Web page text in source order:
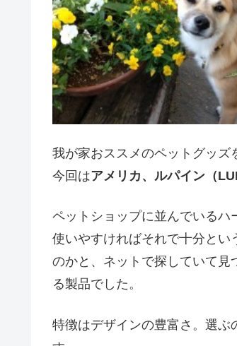
我が家おススメのペットグッズ
今回はアメリカ、ルパイン（
ペットショップに並んでいるハ
使いやすければそれで十分とい
のかと、ネットで探していて見
る製品でした。
特徴はデザインの豊富さ。選ぶ